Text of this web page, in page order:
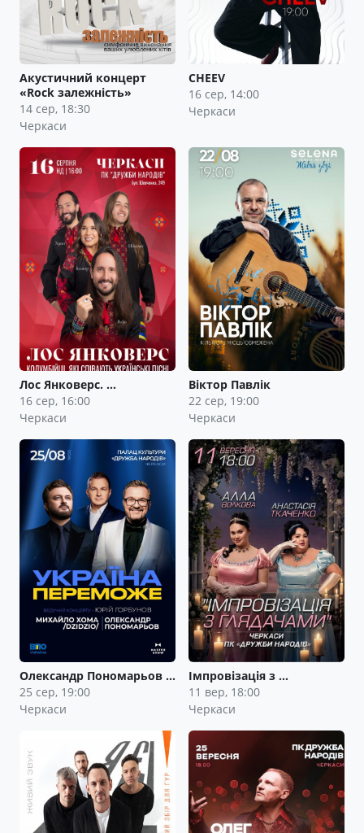
Акустичний концерт
«Rock залежність»
14 сер, 18:30
Черкаси
CHEEV
16 сер, 14:00
Черкаси
Лос Янковерс. …
16 сер, 16:00
Черкаси
Віктор Павлік
22 сер, 19:00
Черкаси
Олександр Пономарьов …
25 сер, 19:00
Черкаси
Імпровізація з …
11 вер, 18:00
Черкаси